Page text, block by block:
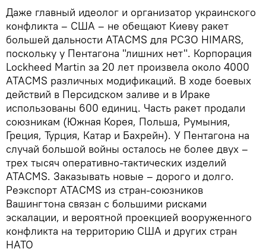
Даже главный идеолог и организатор украинского
конфликта – США – не обещают Киеву ракет
большей дальности ATACMS для РСЗО HIMARS,
поскольку у Пентагона "лишних нет". Корпорация
Lockheed Martin за 20 лет произвела около 4000
ATACMS различных модификаций. В ходе боевых
действий в Персидском заливе и в Ираке
использованы 600 единиц. Часть ракет продали
союзникам (Южная Корея, Польша, Румыния,
Греция, Турция, Катар и Бахрейн). У Пентагона на
случай большой войны осталось не более двух –
трех тысяч оперативно-тактических изделий
ATACMS. Заказывать новые – дорого и долго.
Реэкспорт ATACMS из стран-союзников
Вашингтона связан с большими рисками
эскалации, и вероятной проекцией вооруженного
конфликта на территорию США и других стран
НАТО